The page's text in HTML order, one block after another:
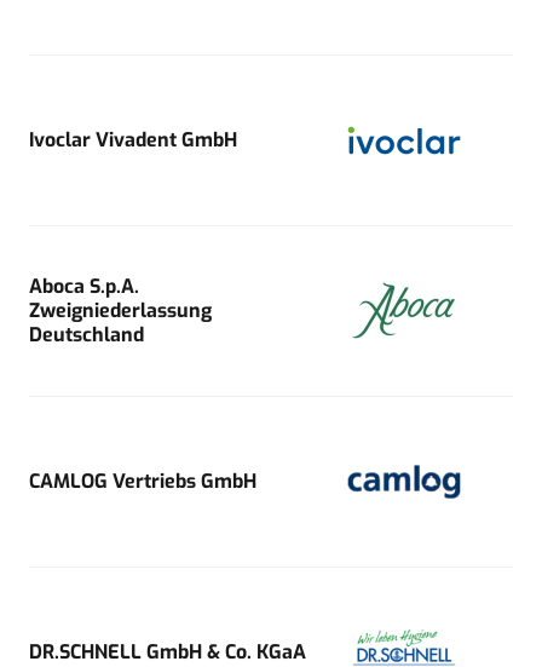
Ivoclar Vivadent GmbH
Aboca S.p.A.
Zweigniederlassung
Deutschland
CAMLOG Vertriebs GmbH
DR.SCHNELL GmbH & Co. KGaA